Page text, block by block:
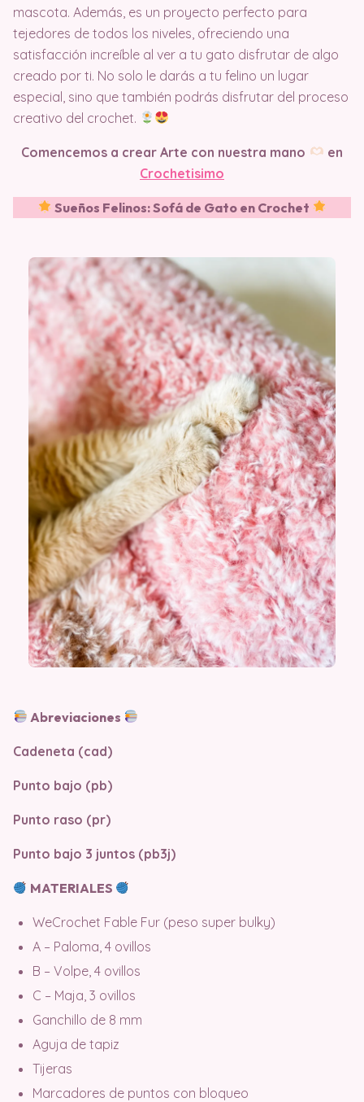
mascota. Además, es un proyecto perfecto para
tejedores de todos los niveles, ofreciendo una
satisfacción increíble al ver a tu gato disfrutar de algo
creado por ti. No solo le darás a tu felino un lugar
especial, sino que también podrás disfrutar del proceso
creativo del crochet.
Comencemos a crear Arte con nuestra mano
en
Crochetisimo
Sueños Felinos: Sofá de Gato en Crochet
Abreviaciones
Cadeneta (cad)
Punto bajo (pb)
Punto raso (pr)
Punto bajo 3 juntos (pb3j)
MATERIALES
WeCrochet Fable Fur (peso super bulky)
A – Paloma, 4 ovillos
B – Volpe, 4 ovillos
C – Maja, 3 ovillos
Ganchillo de 8 mm
Aguja de tapiz
Tijeras
Marcadores de puntos con bloqueo